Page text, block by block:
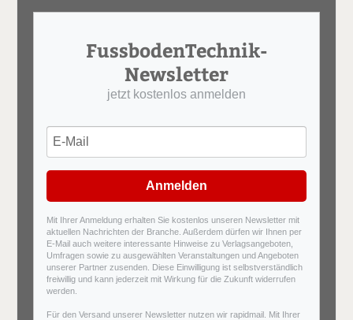
FussbodenTechnik-
Newsletter
jetzt kostenlos anmelden
Anmelden
Mit Ihrer Anmeldung erhalten Sie kostenlos unseren Newsletter mit
aktuellen Nachrichten der Branche. Außerdem dürfen wir Ihnen per
E-Mail auch weitere interessante Hinweise zu Verlagsangeboten,
Umfragen sowie zu ausgewählten Veranstaltungen und Angeboten
unserer Partner zusenden. Diese Einwilligung ist selbstverständlich
freiwillig und kann jederzeit mit Wirkung für die Zukunft widerrufen
werden.
Für den Versand unserer Newsletter nutzen wir rapidmail. Mit Ihrer